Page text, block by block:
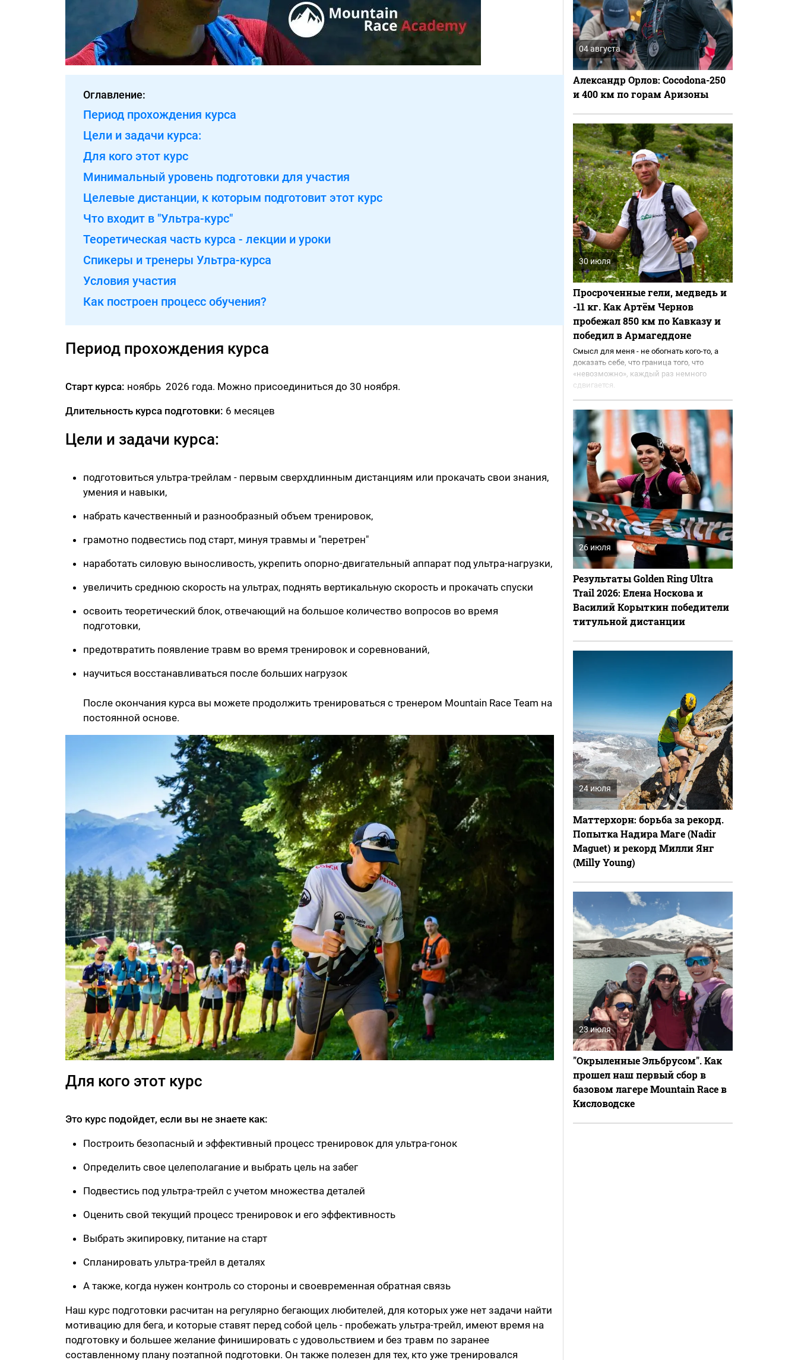
Оглавление:
Период прохождения курса
Цели и задачи курса:
Для кого этот курс
Минимальный уровень подготовки для участия
Целевые дистанции, к которым подготовит этот курс
Что входит в "Ультра-курс"
Теоретическая часть курса - лекции и уроки
Спикеры и тренеры Ультра-курса
Условия участия
Как построен процесс обучения?
Период прохождения курса
Старт курса: ноябрь 2026 года. Можно присоединиться до 30 ноября.
Длительность курса подготовки: 6 месяцев
Цели и задачи курса:
подготовиться ультра-трейлам - первым сверхдлинным дистанциям или прокачать свои знания,
умения и навыки,
набрать качественный и разнообразный объем тренировок,
грамотно подвестись под старт, минуя травмы и "перетрен"
наработать силовую выносливость, укрепить опорно-двигательный аппарат под ультра-нагрузки,
увеличить среднюю скорость на ультрах, поднять вертикальную скорость и прокачать спуски
освоить теоретический блок, отвечающий на большое количество вопросов во время
подготовки,
предотвратить появление травм во время тренировок и соревнований,
научиться восстанавливаться после больших нагрузок
После окончания курса вы можете продолжить тренироваться с тренером Mountain Race Team на
постоянной основе.
Для кого этот курс
Это курс подойдет, если вы не знаете как:
Построить безопасный и эффективный процесс тренировок для ультра-гонок
Определить свое целеполагание и выбрать цель на забег
Подвестись под ультра-трейл с учетом множества деталей
Оценить свой текущий процесс тренировок и его эффективность
Выбрать экипировку, питание на старт
Спланировать ультра-трейл в деталях
А также, когда нужен контроль со стороны и своевременная обратная связь
Наш курс подготовки расчитан на регулярно бегающих любителей, для которых уже нет задачи найти
мотивацию для бега, и которые ставят перед собой цель - пробежать ультра-трейл, имеют время на
подготовку и большее желание финишировать с удовольствием и без травм по заранее
составленному плану поэтапной подготовки. Он также полезен для тех, кто уже тренировался
04 августа
Александр Орлов: Cocodona-250
и 400 км по горам Аризоны
30 июля
Просроченные гели, медведь и
-11 кг. Как Артём Чернов
пробежал 850 км по Кавказу и
победил в Армагеддоне
Смысл для меня - не обогнать кого-то, а
доказать себе, что граница того, что
«невозможно», каждый раз немного
сдвигается.
26 июля
Результаты Golden Ring Ultra
Trail 2026: Елена Носкова и
Василий Корыткин победители
титульной дистанции
24 июля
Маттерхорн: борьба за рекорд.
Попытка Надира Маге (Nadir
Maguet) и рекорд Милли Янг
(Milly Young)
23 июля
"Окрыленные Эльбрусом". Как
прошел наш первый сбор в
базовом лагере Mountain Race в
Кисловодске